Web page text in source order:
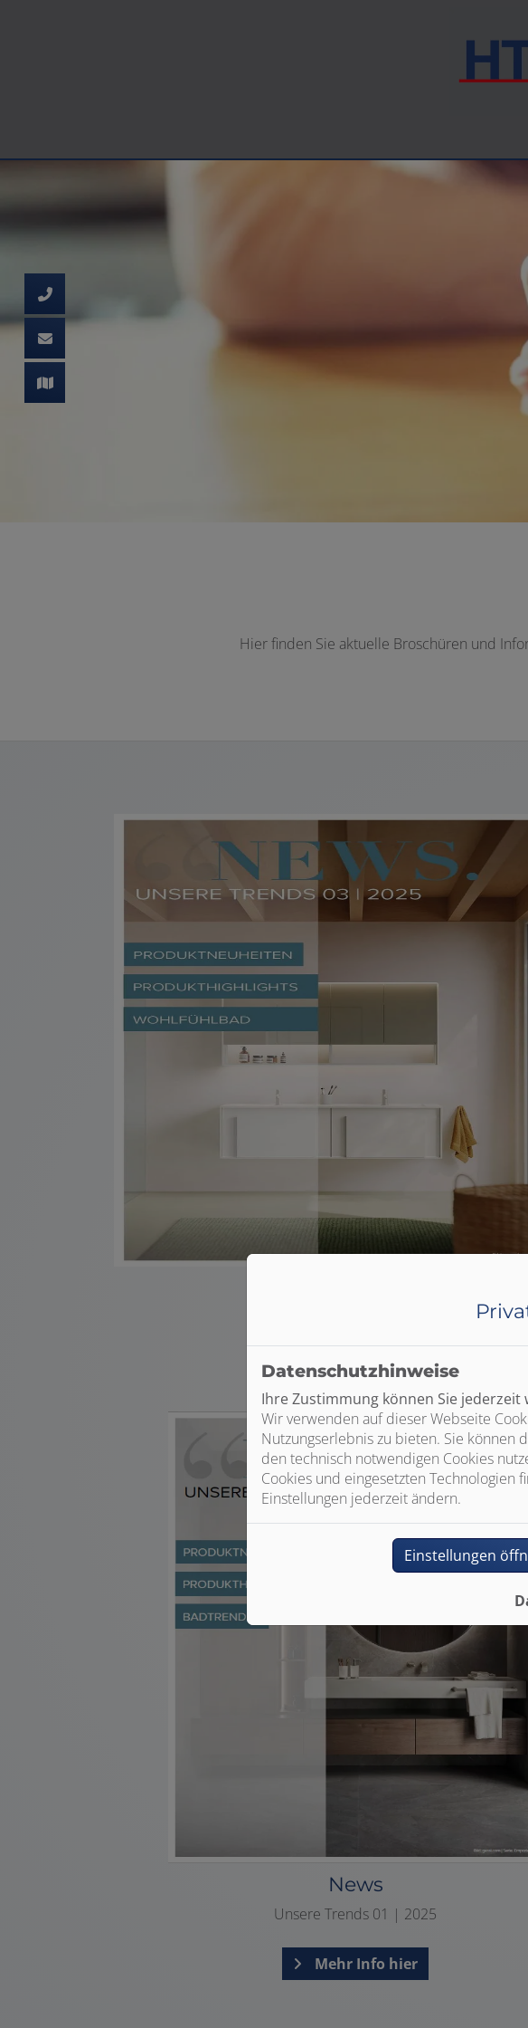
Hier finden Sie aktuelle Broschüren und
Mehr Info hier
News
Unsere Trends 01 | 2025
Mehr Info hier
schließen
schließen
Datenschutzhinweise
Ihre Zustimmung können Sie jederzeit
Wir verwenden auf dieser Webseite
Nutzungserlebnis zu bieten. Sie können
den technisch notwendigen Cookies
Cookies und eingesetzten Technologien
Einstellungen jederzeit ändern.
Einstellungen